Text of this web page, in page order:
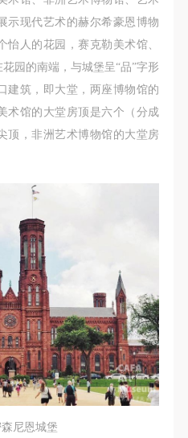
示现代艺术的赫尔希豪恩博物
人的花园，赛克勒美术馆、
园的南端，与城堡呈“品”字形
建筑，即大堂，两座博物馆的
术馆的大堂房顶是六个（分成
顶，非洲艺术博物馆的大堂房
尼恩城堡
美术学院图书出版、销售
外。
甲方肖像权的任何媒介
由乙方承担。
作品无需支付甲方任何
双方友好协商后可作为
违反相关法律法规规定。
字（盖章）、勾选之日
电子档，纸质档—式二
美术学院图书出版、销售
外。
甲方肖像权的任何媒介
由乙方承担。
作品无需支付甲方任何
双方友好协商后可作为
违反相关法律法规规定。
字（盖章）、勾选之日
电子档，纸质档—式二
美术学院图书出版、销售
外。
甲方肖像权的任何媒介
由乙方承担。
作品无需支付甲方任何
双方友好协商后可作为
违反相关法律法规规定。
字（盖章）、勾选之日
电子档，纸质档—式二